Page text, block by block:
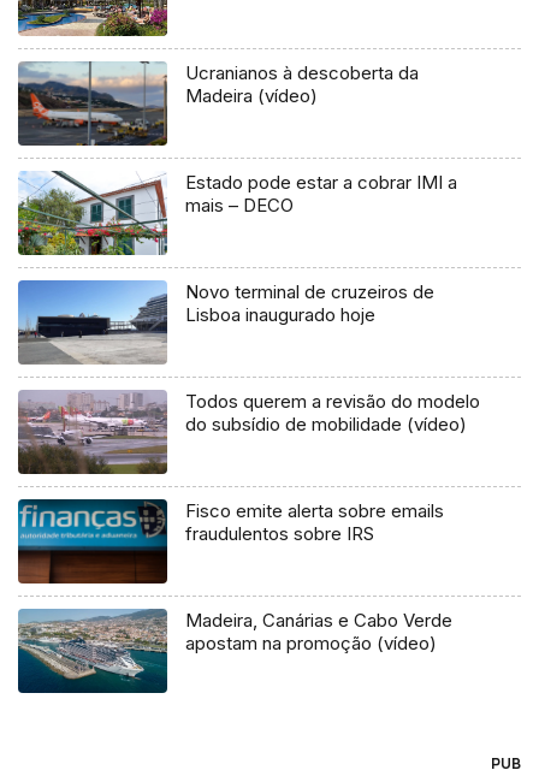
Ucranianos à descoberta da
Madeira (vídeo)
Estado pode estar a cobrar IMI a
mais – DECO
Novo terminal de cruzeiros de
Lisboa inaugurado hoje
Todos querem a revisão do modelo
do subsídio de mobilidade (vídeo)
Fisco emite alerta sobre emails
fraudulentos sobre IRS
Madeira, Canárias e Cabo Verde
apostam na promoção (vídeo)
PUB